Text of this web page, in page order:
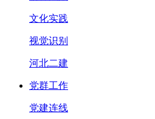
文化实践
视觉识别
河北二建
党群工作
党建连线